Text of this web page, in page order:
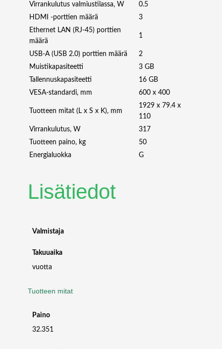
Virrankulutus valmiustilassa, W
0.5
HDMI -porttien määrä
3
Ethernet LAN (RJ-45) porttien
määrä
1
USB-A (USB 2.0) porttien määrä
2
Muistikapasiteetti
3 GB
Tallennuskapasiteetti
16 GB
VESA-standardi, mm
600 x 400
Tuotteen mitat (L x S x K), mm
1929 x 79.4 x
110
Virrankulutus, W
317
Tuotteen paino, kg
50
Energialuokka
G
Lisätiedot
Valmistaja
Takuuaika
vuotta
Tuotteen mitat
Paino
32.351